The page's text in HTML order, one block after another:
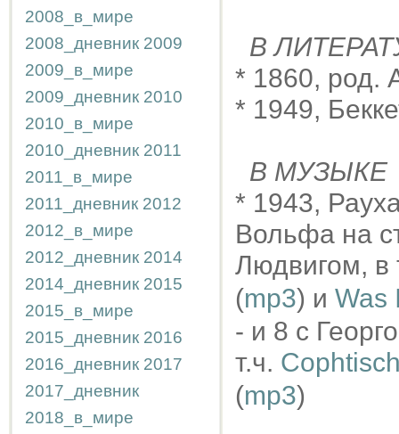
2008_в_мире
2008_дневник 2009
2009_в_мире
2009_дневник 2010
2010_в_мире
2010_дневник 2011
2011_в_мире
2011_дневник 2012
2012_в_мире
2012_дневник 2014
2014_дневник 2015
2015_в_мире
2015_дневник 2016
2016_дневник 2017
2017_дневник
2018_в_мире
В
* 1860, род.
* 1949,
В МУЗЫКЕ
* 1943,
Вольфа на
Людвигом, в
(mp3) и Was
- и 8 с
т.ч.
(mp3)